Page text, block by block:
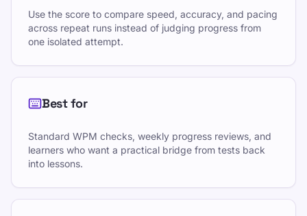
Use the score to compare speed, accuracy, and pacing
across repeat runs instead of judging progress from
one isolated attempt.
Best for
Standard WPM checks, weekly progress reviews, and
learners who want a practical bridge from tests back
into lessons.